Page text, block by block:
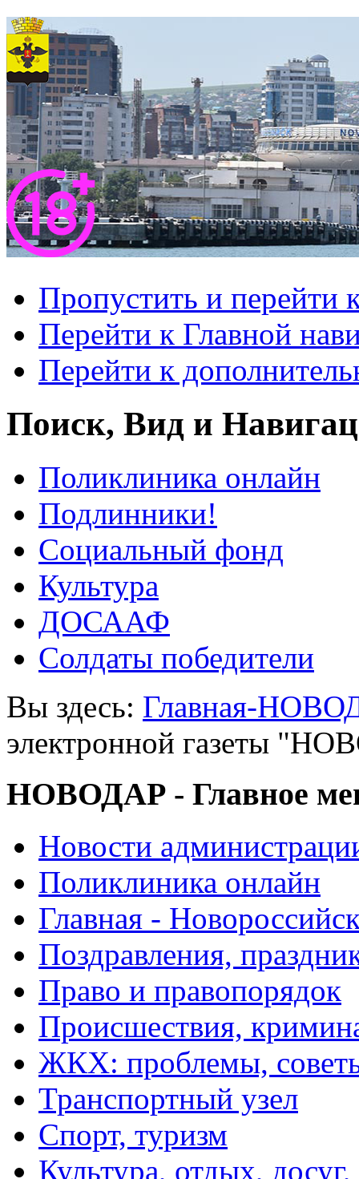
Пропустить и перейти
Перейти к Главной
Перейти к
Поиск, Вид и
Поликлиника онлайн
Подлинники!
Социальный фонд
Культура
ДОСААФ
Солдаты победители
Вы здесь: Главная-
электронной газеты
НОВОДАР - Главное
Новости
Поликлиника онлайн
Главная -
Поздравления,
Право и правопорядок
Происшествия,
ЖКХ: проблемы,
Транспортный узел
Спорт, туризм
Культура, отдых,